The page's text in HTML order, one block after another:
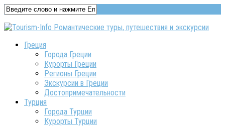
Греция
Города Греции
Курорты Греции
Регионы Греции
Экскурсии в Греции
Достопримечательности
Турция
Города Турции
Курорты Турции